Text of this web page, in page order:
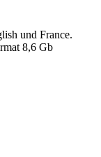
und France.
8,6 Gb